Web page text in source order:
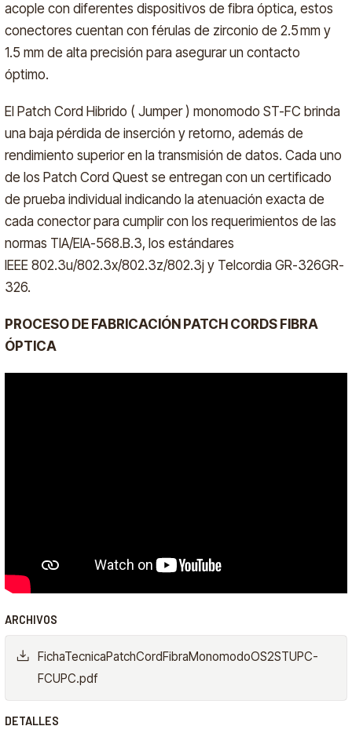
acople con diferentes dispositivos de fibra óptica, estos
conectores cuentan con férulas de zirconio de 2.5 mm y
1.5 mm de alta precisión para asegurar un contacto
óptimo.
El Patch Cord Hibrido ( Jumper ) monomodo ST-FC brinda
una baja pérdida de inserción y retorno, además de
rendimiento superior en la transmisión de datos. Cada uno
de los Patch Cord Quest se entregan con un certificado
de prueba individual indicando la atenuación exacta de
cada conector para cumplir con los requerimientos de las
normas TIA/EIA-568.B.3, los estándares
IEEE 802.3u/802.3x/802.3z/802.3j y Telcordia GR-326GR-
326.
PROCESO DE FABRICACIÓN PATCH CORDS FIBRA
ÓPTICA
ARCHIVOS
FichaTecnicaPatchCordFibraMonomodoOS2STUPC-
FCUPC.pdf
DETALLES